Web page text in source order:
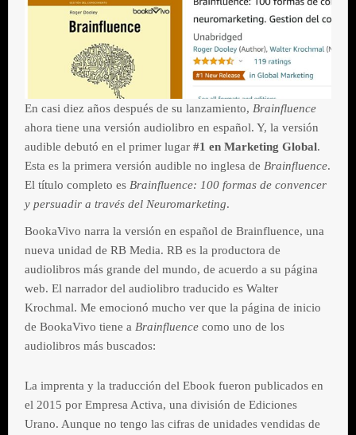
En casi diez años después de su lanzamiento, Brainfluence
ahora tiene una versión audiolibro en español. Y, la versión
audible debutó en el primer lugar #1 en Marketing Global.
Esta es la primera versión audible no inglesa de Brainfluence.
El título completo es Brainfluence: 100 formas de convencer
y persuadir a través del Neuromarketing.
BookaVivo narra la versión en español de Brainfluence, una
nueva unidad de RB Media. RB es la productora de
audiolibros más grande del mundo, de acuerdo a su página
web. El narrador del audiolibro traducido es Walter
Krochmal. Me emocionó mucho ver que la página de inicio
de BookaVivo tiene a Brainfluence como uno de los
audiolibros más buscados:
La imprenta y la traducción del Ebook fueron publicados en
el 2015 por Empresa Activa, una división de Ediciones
Urano. Aunque no tengo las cifras de unidades vendidas de